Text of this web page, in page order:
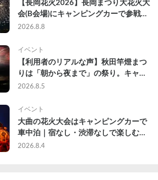
【長岡花火2026】長岡まつり大花火大
会(B会場)にキャンピングカーで参戦し
て、長岡駅前で車中泊してきた
2026.8.8
イベント
【利用者のリアルな声】秋田竿燈まつ
りは「朝から夜まで」の祭り。キャン
ピングカーで行った2組の記録
2026.8.5
イベント
大曲の花火大会はキャンピングカーで
車中泊｜宿なし・渋滞なしで楽しむ
2026年完全ガイド
2026.8.4